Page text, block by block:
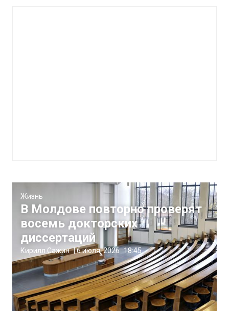
Жизнь
В Молдове повторно проверят
восемь докторских
диссертаций
Кирилл Сажин |6 июля, 2026 18:45